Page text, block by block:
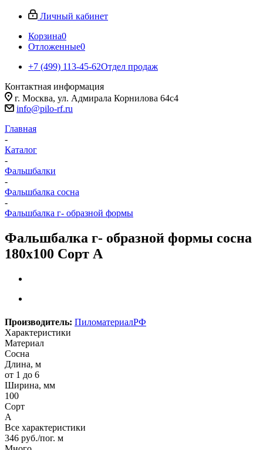
Личный кабинет
Корзина0
Отложенные0
+7 (499) 113-45-62Отдел продаж
Контактная информация
г. Москва, ул. Адмирала Корнилова 64с4
info@pilo-rf.ru
Главная
-
Каталог
-
Фальшбалки
-
Фальшбалка сосна
-
Фальшбалка г- образной формы
Фальшбалка г- образной формы сосна
180х100 Сорт А
Производитель: ПиломатериалРФ
Характеристики
Материал
Сосна
Длина, м
от 1 до 6
Ширина, мм
100
Сорт
А
Все характеристики
346 руб./пог. м